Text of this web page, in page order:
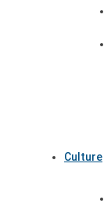
Culture